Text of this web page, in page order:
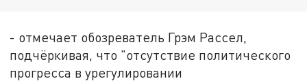
- отмечает обозреватель Грэм Рассел,
подчёркивая, что "отсутствие политического
прогресса в урегулировании